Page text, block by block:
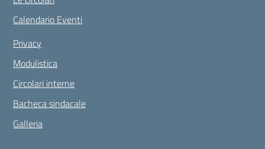
Calendario Eventi
Privacy
Modulistica
Circolari interne
Bacheca sindacale
Galleria